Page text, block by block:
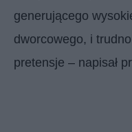
generującego
dworcowego, i
pretensje – napisał